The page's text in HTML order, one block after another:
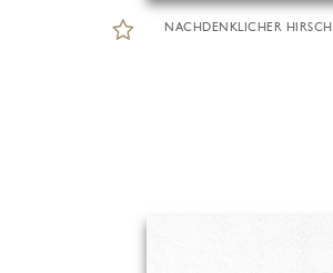
NACHDENKLICHER HIRSCH